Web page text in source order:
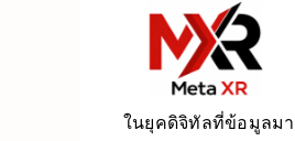
ในยุคดิจิทัลที่ข้อมูลมา